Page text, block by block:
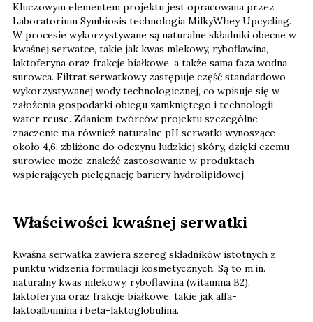
Kluczowym elementem projektu jest opracowana przez
Laboratorium Symbiosis technologia MilkyWhey Upcycling.
W procesie wykorzystywane są naturalne składniki obecne w
kwaśnej serwatce, takie jak kwas mlekowy, ryboflawina,
laktoferyna oraz frakcje białkowe, a także sama faza wodna
surowca. Filtrat serwatkowy zastępuje część standardowo
wykorzystywanej wody technologicznej, co wpisuje się w
założenia gospodarki obiegu zamkniętego i technologii
water reuse. Zdaniem twórców projektu szczególne
znaczenie ma również naturalne pH serwatki wynoszące
około 4,6, zbliżone do odczynu ludzkiej skóry, dzięki czemu
surowiec może znaleźć zastosowanie w produktach
wspierających pielęgnację bariery hydrolipidowej.
Właściwości kwaśnej serwatki
Kwaśna serwatka zawiera szereg składników istotnych z
punktu widzenia formulacji kosmetycznych. Są to m.in.
naturalny kwas mlekowy, ryboflawina (witamina B2),
laktoferyna oraz frakcje białkowe, takie jak alfa-
laktoalbumina i beta-laktoglobulina.